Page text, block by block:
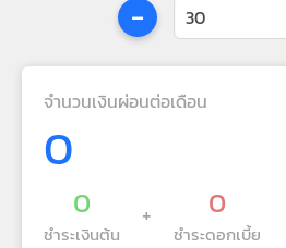
-
จำนวนเงินผ่อนต่อเดือน
0
0
ชำระเงินต้น
+ 0
ชำระดอกเบี้ย